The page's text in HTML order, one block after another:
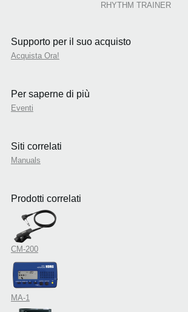
RHYTHM TRAINER
Supporto per il suo acquisto
Acquista Ora!
Per saperne di più
Eventi
Siti correlati
Manuals
Prodotti correlati
CM-200
MA-1